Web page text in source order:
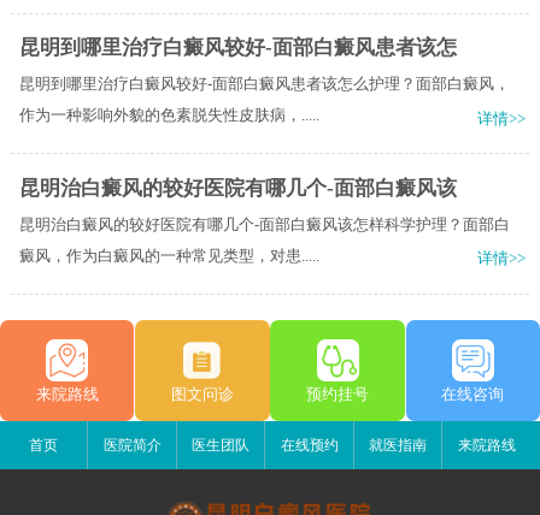
昆明到哪里治疗白癜风较好-面部白癜风患者该怎
昆明到哪里治疗白癜风较好-面部白癜风患者该怎么护理？面部白癜风，
作为一种影响外貌的色素脱失性皮肤病，.....
详情>>
昆明治白癜风的较好医院有哪几个-面部白癜风该
昆明治白癜风的较好医院有哪几个-面部白癜风该怎样科学护理？面部白
癜风，作为白癜风的一种常见类型，对患.....
详情>>
来院路线 图文问诊 预约挂号 在线咨询
首页 医院简介 医生团队 在线预约 就医指南 来院路线